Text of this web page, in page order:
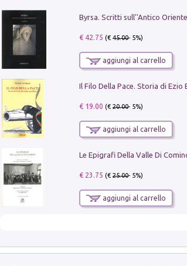
€ 42.75 (€45.00- 5%)
aggiungi al carrello
€ 19.00 (€20.00- 5%)
aggiungi al carrello
€ 23.75 (€25.00- 5%)
aggiungi al carrello